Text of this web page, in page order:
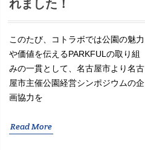
れました！
このたび、コトラボでは公園の魅力
や価値を伝えるPARKFULの取り組
みの一貫として、名古屋市より名古
屋市主催公園経営シンポジウムの企
画協力を
Read More